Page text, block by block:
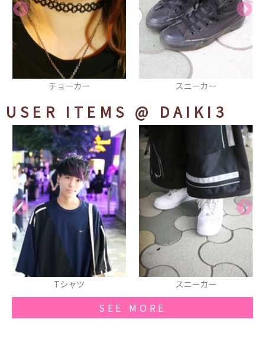
チョーカー スニーカー
USER ITEMS @ DAIKI3
Tシャツ スニーカー
SEE MORE